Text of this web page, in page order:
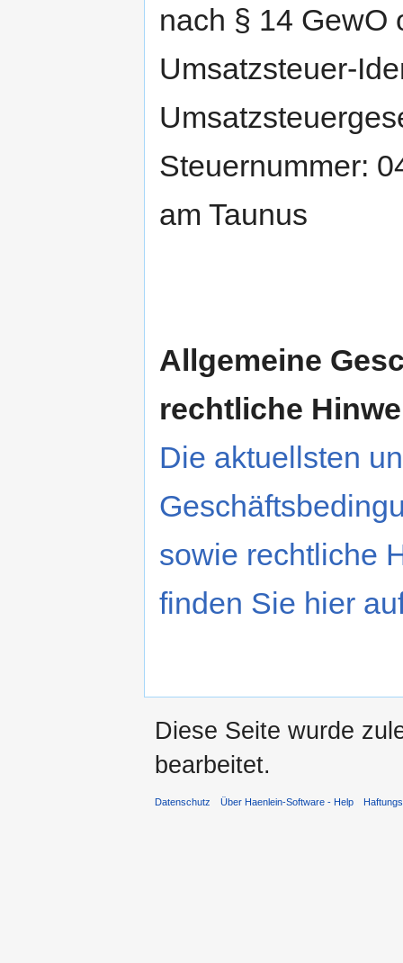
nach § 14 GewO
Umsatzsteuer-
Steuernummer:
am Taunus
Allgemeine
rechtliche
Die aktuellsten
sowie rechtliche
finden Sie hier
Diese Seite wurde
bearbeitet.
Datenschutz Über Haenlein-Software - Help